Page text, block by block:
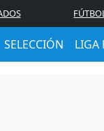
SELECCIÓN LIGA